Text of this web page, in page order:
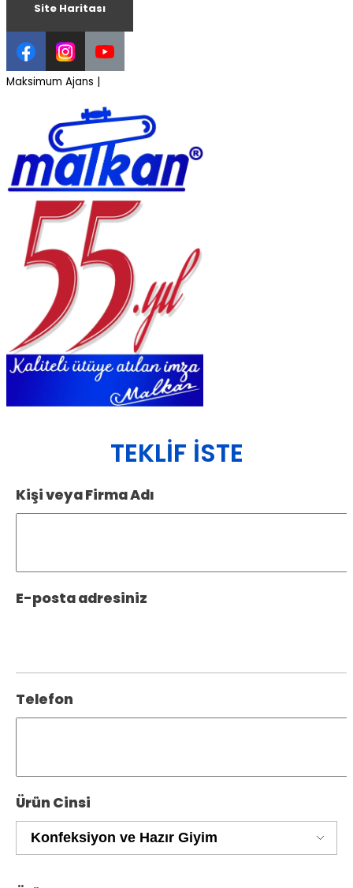
Site Haritası
Maksimum Ajans |
TEKLIF İSTE
Kişi veya Firma Adı
E-posta adresiniz
Telefon
Ürün Cinsi